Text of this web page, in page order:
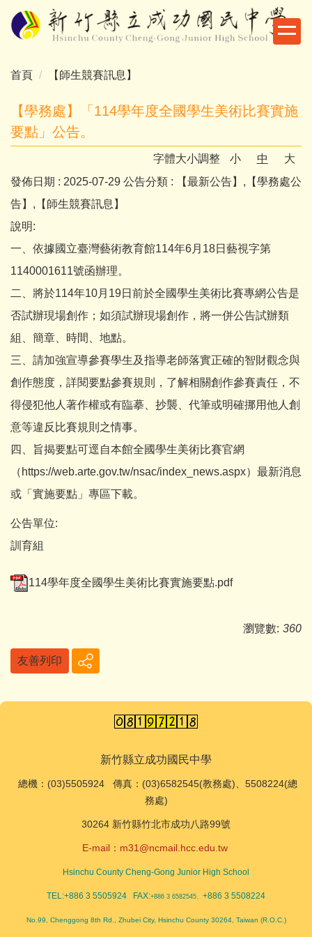
跳
到
內
首頁 【師生競賽訊息】
【學務處】「114學年度全國學生美術比賽實施
要點」公告。
字體大小調整 小 中
大
發佈日期 : 2025-07-29 公告分類 :
【最新公告】,【學務處公
告】,【師生競賽訊息】
說明:
一、依據國立臺灣藝術教育館114年6月18日藝視字第
1140001611號函辦理。
二、將於114年10月19日前於全國學生美術比賽專網公告是
否試辦現場創作；如須試辦現場創作，將一併公告試辦類
組、簡章、時間、地點。
三、請加強宣導參賽學生及指導老師落實正確的智財觀念與
創作態度，詳閱要點參賽規則，了解相關創作參賽責任，不
得侵犯他人著作權或有臨摹、抄襲、代筆或明確挪用他人創
意等違反比賽規則之情事。
四、旨揭要點可逕自本館全國學生美術比賽官網
（https://web.arte.gov.tw/nsac/index_news.aspx）最新消息
或「實施要點」專區下載。
公告單位:
訓育組
114學年度全國學生美術比賽實施要點.pdf
瀏覽數: 360
友善列印
新竹縣立成功國民中學
總機：(03)5505924 傳真：(03)6582545(教務處)、5508224(總
務處)
30264 新竹縣竹北市成功八路99號
E-mail： m31@ncmail.hcc.edu.tw
Hsinchu County Cheng-Gong Junior High School
TEL:+886 3 5505924 FAX:+886 3 6582545、 +886 3 5508224
No.99, Chenggong 8th Rd., Zhubei City, Hsinchu County 30264, Taiwan (R.O.C.)